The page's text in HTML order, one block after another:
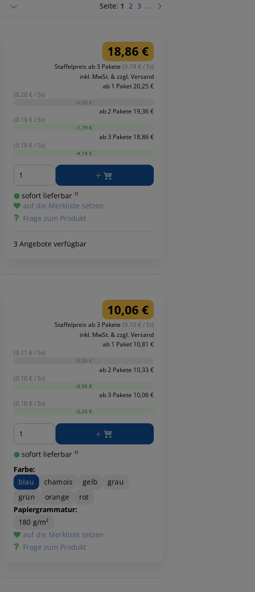
Seite: 1 2 3 ...
18,86 €
Staffelpreis ab 3 Pakete (0.19 € / St)
inkl. MwSt. & zzgl. Versand
ab 1 Paket 20,25 €
(0.20 € / St)
-0,00 €
ab 2 Pakete 19,36 €
(0.19 € / St)
-1,79 €
ab 3 Pakete 18,86 €
(0.19 € / St)
-4,18 €
Menge
sofort lieferbar ¹⁾
auf die Merkliste setzen
Frage zum Produkt
3 Angebote verfügbar
10,06 €
Staffelpreis ab 3 Pakete (0.10 € / St)
inkl. MwSt. & zzgl. Versand
ab 1 Paket 10,81 €
(0.11 € / St)
-0,00 €
ab 2 Pakete 10,33 €
(0.10 € / St)
-0,95 €
ab 3 Pakete 10,06 €
(0.10 € / St)
-2,25 €
Menge
sofort lieferbar ¹⁾
Farbe:
blau
chamois gelb
grau
grün
orange
rot
Papiergrammatur:
180 g/m²
auf die Merkliste setzen
Frage zum Produkt